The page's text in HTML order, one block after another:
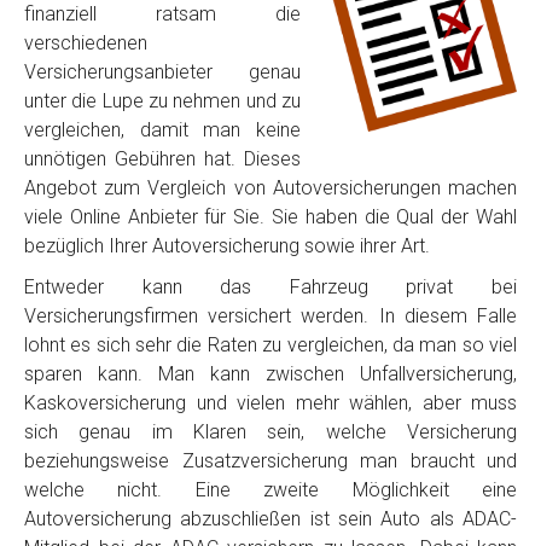
finanziell ratsam die
verschiedenen
Versicherungsanbieter genau
unter die Lupe zu nehmen und zu
vergleichen, damit man keine
unnötigen Gebühren hat. Dieses
Angebot zum Vergleich von Autoversicherungen machen
viele Online Anbieter für Sie. Sie haben die Qual der Wahl
bezüglich Ihrer Autoversicherung sowie ihrer Art.
Entweder kann das Fahrzeug privat bei
Versicherungsfirmen versichert werden. In diesem Falle
lohnt es sich sehr die Raten zu vergleichen, da man so viel
sparen kann. Man kann zwischen Unfallversicherung,
Kaskoversicherung und vielen mehr wählen, aber muss
sich genau im Klaren sein, welche Versicherung
beziehungsweise Zusatzversicherung man braucht und
welche nicht. Eine zweite Möglichkeit eine
Autoversicherung abzuschließen ist sein Auto als ADAC-